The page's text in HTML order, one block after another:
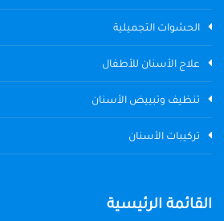
الحشوات التجميلية
علاج الأسنان للأطفال
تنظيف وتبييض الأسنان
تركيبات الأسنان
القائمة الرئيسية